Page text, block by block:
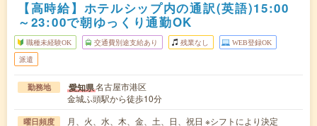
【高時給】ホテルシップ内の通訳(英語)15:00
～23:00で朝ゆっくり通勤OK
職種未経験OK 交通費別途支給あり 残業なし WEB登録OK
派遣
勤務地 愛知県名古屋市港区
金城ふ頭駅から徒歩10分
曜日頻度 月、火、水、木、金、土、日、祝日 ※シフトにより決定